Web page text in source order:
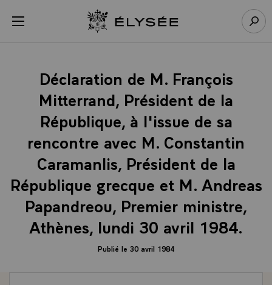
menu Retour à l’accueil Élysée
Déclaration de M. François
Mitterrand, Président de la
République, à l'issue de sa
rencontre avec M. Constantin
Caramanlis, Président de la
République grecque et M. Andreas
Papandreou, Premier ministre,
Athènes, lundi 30 avril 1984.
Publié le 30 avril 1984
Panneau de gestion des cookies